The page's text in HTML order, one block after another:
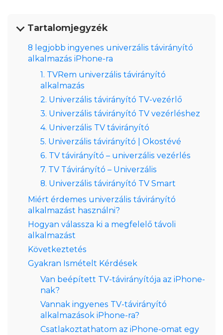
Tartalomjegyzék
8 legjobb ingyenes univerzális távirányító
alkalmazás iPhone-ra
1. TVRem univerzális távirányító
alkalmazás
2. Univerzális távirányító TV-vezérlő
3. Univerzális távirányító TV vezérléshez
4. Univerzális TV távirányító
5. Univerzális távirányító | Okostévé
6. TV távirányító – univerzális vezérlés
7. TV Távirányító – Univerzális
8. Univerzális távirányító TV Smart
Miért érdemes univerzális távirányító
alkalmazást használni?
Hogyan válassza ki a megfelelő távoli
alkalmazást
Következtetés
Gyakran Ismételt Kérdések
Van beépített TV-távirányítója az iPhone-
nak?
Vannak ingyenes TV-távirányító
alkalmazások iPhone-ra?
Csatlakoztathatom az iPhone-omat egy